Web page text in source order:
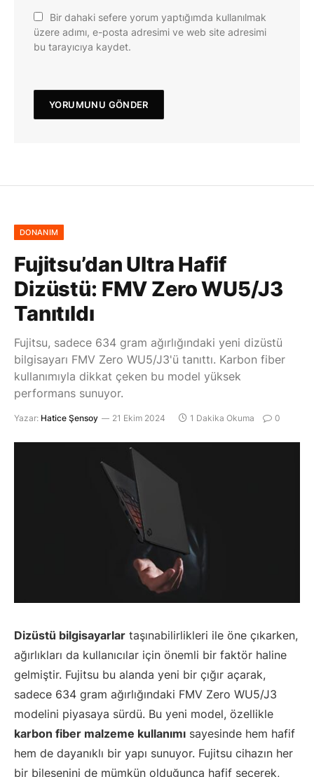
Bir dahaki sefere yorum yaptığımda kullanılmak
üzere adımı, e-posta adresimi ve web site adresimi
bu tarayıcıya kaydet.
DONANIM
Fujitsu’dan Ultra Hafif
Dizüstü: FMV Zero WU5/J3
Tanıtıldı
Fujitsu, sadece 634 gram ağırlığındaki yeni dizüstü
bilgisayarı FMV Zero WU5/J3'ü tanıttı. Karbon fiber
kullanımıyla dikkat çeken bu model yüksek
performans sunuyor.
Yazar: Hatice Şensoy 21 Ekim 2024 1 Dakika Okuma 0
Dizüstü bilgisayarlar taşınabilirlikleri ile öne çıkarken,
ağırlıkları da kullanıcılar için önemli bir faktör haline
gelmiştir. Fujitsu bu alanda yeni bir çığır açarak,
sadece 634 gram ağırlığındaki FMV Zero WU5/J3
modelini piyasaya sürdü. Bu yeni model, özellikle
karbon fiber malzeme kullanımı sayesinde hem hafif
hem de dayanıklı bir yapı sunuyor. Fujitsu cihazın her
bir bileşenini de mümkün olduğunca hafif seçerek,